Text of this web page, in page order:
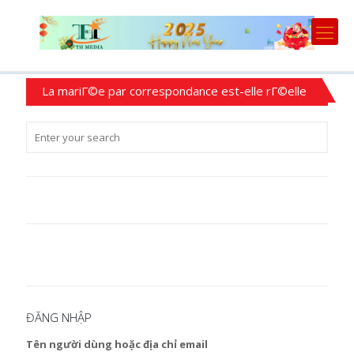
La mariГ©e par correspondance est-elle rГ©elle
ĐĂNG NHẬP
Tên người dùng hoặc địa chỉ email